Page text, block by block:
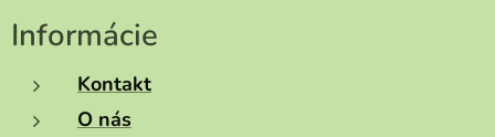
Informácie
Kontakt
O nás